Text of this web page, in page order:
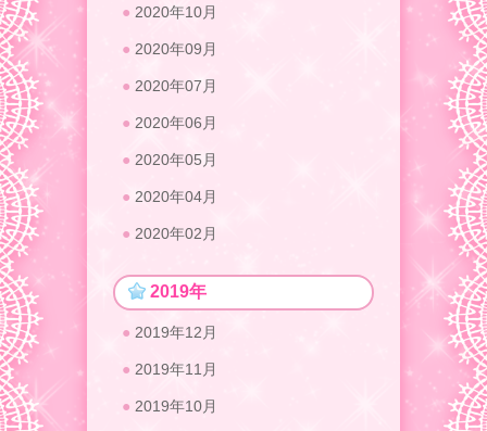
2020年10月
2020年09月
2020年07月
2020年06月
2020年05月
2020年04月
2020年02月
2019年
2019年12月
2019年11月
2019年10月